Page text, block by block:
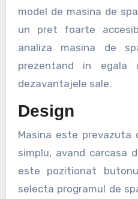
model de masina de
un pret foarte
analiza masina de
prezentand in egala
dezavantajele sale.
Design
Masina este prevazuta
simplu, avand carcasa
este pozitionat
selecta programul de